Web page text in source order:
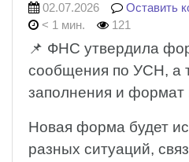
02.07.2026
Оставить
< 1 мин.
121
📌 ФНС утвердила
сообщения по УСН, а
заполнения и формат
Новая форма будет
разных ситуаций,